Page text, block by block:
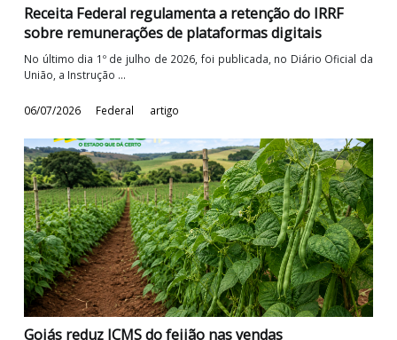
Receita regulamenta fruição de benefícios fiscais
A Receita Federal do Brasil regulamentou, através da